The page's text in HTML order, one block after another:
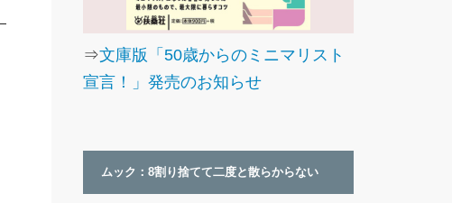
⇒文庫版「50歳からのミニマリスト
宣言！」発売のお知らせ
ムック：8割り捨てて二度と散らからない